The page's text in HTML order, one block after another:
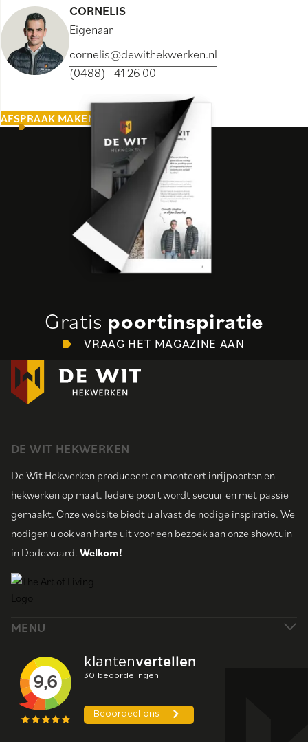
CORNELIS
Eigenaar
cornelis@dewithekwerken.nl
(0488) - 41 26 00
AFSPRAAK MAKEN
Gratis poortinspiratie
VRAAG HET MAGAZINE AAN
DE WIT HEKWERKEN
De Wit Hekwerken produceert en monteert inrijpoorten en
hekwerken op maat. Iedere poort wordt secuur en met passie
gemaakt. Onze website biedt u alvast de nodige inspiratie. We
nodigen u ook van harte uit voor een bezoek aan onze showtuin
in Dodewaard. Welkom!
MENU